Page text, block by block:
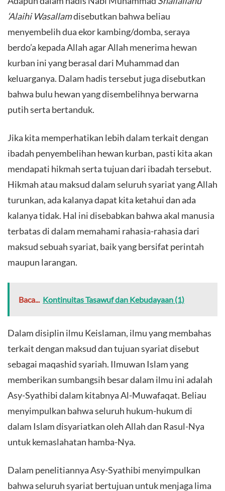
‘Alaihi Wasallamdisebutkan bahwa beliau
menyembelih dua ekor kambing/domba, seraya
berdo’a kepada Allah agar Allah menerima hewan
kurban ini yang berasal dari Muhammad dan
keluarganya. Dalam hadis tersebut juga disebutkan
bahwa bulu hewan yang disembelihnya berwarna
putih serta bertanduk.
Jika kita memperhatikan lebih dalam terkait dengan
ibadah penyembelihan hewan kurban, pasti kita akan
mendapati hikmah serta tujuan dari ibadah tersebut.
Hikmah atau maksud dalam seluruh syariat yang Allah
turunkan, ada kalanya dapat kita ketahui dan ada
kalanya tidak. Hal ini disebabkan bahwa akal manusia
terbatas di dalam memahami rahasia-rahasia dari
maksud sebuah syariat, baik yang bersifat perintah
maupun larangan.
Baca... Kontinuitas Tasawuf dan Kebudayaan (1)
Dalam disiplin ilmu Keislaman, ilmu yang membahas
terkait dengan maksud dan tujuan syariat disebut
sebagai maqashid syariah. Ilmuwan Islam yang
memberikan sumbangsih besar dalam ilmu ini adalah
Asy-Syathibi dalam kitabnya Al-Muwafaqat. Beliau
menyimpulkan bahwa seluruh hukum-hukum di
dalam Islam disyariatkan oleh Allah dan Rasul-Nya
untuk kemaslahatan hamba-Nya.
Dalam penelitiannya Asy-Syathibi menyimpulkan
bahwa seluruh syariat bertujuan untuk menjaga lima